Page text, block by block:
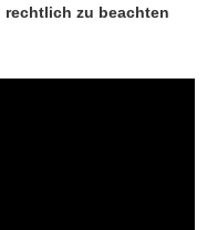
zu beachten